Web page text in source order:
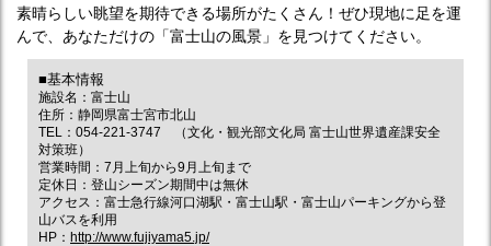
素晴らしい眺望を期待できる場所がたくさん！ぜひ現地に足を運
んで、あなただけの「富士山の風景」を見つけてください。
■基本情報
施設名：富士山
住所：静岡県富士宮市北山
TEL：054-221-3747 （文化・観光部文化局 富士山世界遺産課安全
対策班）
営業時間：7月上旬から9月上旬まで
定休日：登山シーズン期間中は無休
アクセス：富士急行線河口湖駅・富士山駅・富士山パーキングから登
山バスを利用
HP： http://www.fujiyama5.jp/